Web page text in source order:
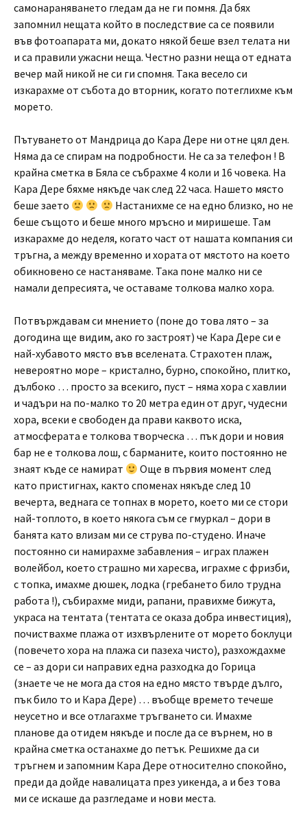
самонараняването гледам да не ги помня. Да бях
запомнил нещата който в последствие са се появили
във фотоапарата ми, докато някой беше взел телата ни
и са правили ужасни неща. Честно разни неща от едната
вечер май никой не си ги спомня. Така весело си
изкарахме от събота до вторник, когато потеглихме към
морето.
Пътуването от Мандрица до Кара Дере ни отне цял ден.
Няма да се спирам на подробности. Не са за телефон ! В
крайна сметка в Бяла се събрахме 4 коли и 16 човека. На
Кара Дере бяхме някъде чак след 22 часа. Нашето място
беше заето
Настанихме се на едно близко, но не
беше същото и беше много мръсно и миришеше. Там
изкарахме до неделя, когато част от нашата компания си
тръгна, а между временно и хората от мястото на което
обикновено се настаняваме. Така поне малко ни се
намали депресията, че оставаме толкова малко хора.
Потвърждавам си мнението (поне до това лято – за
догодина ще видим, ако го застроят) че Кара Дере си е
най-хубавото място във вселената. Страхотен плаж,
невероятно море – кристално, бурно, спокойно, плитко,
дълбоко … просто за всекиго, пуст – няма хора с хавлии
и чадъри на по-малко то 20 метра един от друг, чудесни
хора, всеки е свободен да прави каквото иска,
атмосферата е толкова творческа … пък дори и новия
бар не е толкова лош, с барманите, които постоянно не
знаят къде се намират
Още в първия момент след
като пристигнах, както споменах някъде след 10
вечерта, веднага се топнах в морето, което ми се стори
най-топлото, в което някога съм се гмуркал – дори в
банята като влизам ми се струва по-студено. Иначе
постоянно си намирахме забавления – играх плажен
волейбол, което страшно ми харесва, играхме с фризби,
с топка, имахме дюшек, лодка (гребането било трудна
работа !), събирахме миди, рапани, правихме бижута,
украса на тентата (тентата се оказа добра инвестиция),
почиствахме плажа от изхвърлените от морето боклуци
(повечето хора на плажа си пазеха чисто), разхождахме
се – аз дори си направих една разходка до Горица
(знаете че не мога да стоя на едно място твърде дълго,
пък било то и Кара Дере) … въобще времето течеше
неусетно и все отлагахме тръгването си. Имахме
планове да отидем някъде и после да се върнем, но в
крайна сметка останахме до петък. Решихме да си
тръгнем и запомним Кара Дере относително спокойно,
преди да дойде навалицата през уикенда, а и без това
ми се искаше да разгледаме и нови места.